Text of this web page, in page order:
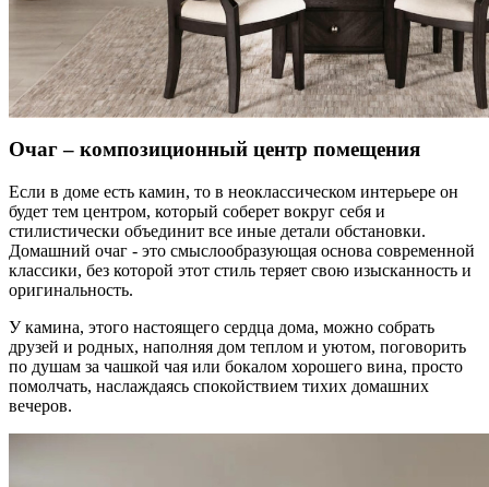
Очаг – композиционный центр помещения
Если в доме есть камин, то в неоклассическом интерьере он
будет тем центром, который соберет вокруг себя и
стилистически объединит все иные детали обстановки.
Домашний очаг - это смыслообразующая основа современной
классики, без которой этот стиль теряет свою изысканность и
оригинальность.
У камина, этого настоящего сердца дома, можно собрать
друзей и родных, наполняя дом теплом и уютом, поговорить
по душам за чашкой чая или бокалом хорошего вина, просто
помолчать, наслаждаясь спокойствием тихих домашних
вечеров.